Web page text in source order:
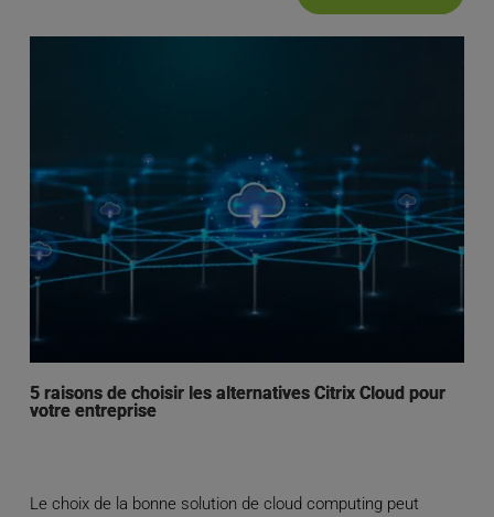
5 raisons de choisir les alternatives Citrix Cloud pour
votre entreprise
Le choix de la bonne solution de cloud computing peut